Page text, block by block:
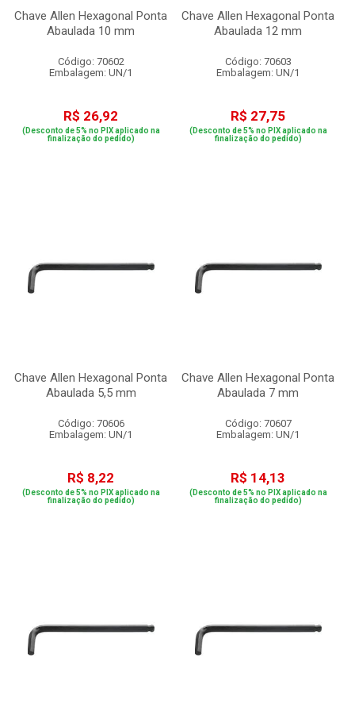
Chave Allen Hexagonal Ponta
Abaulada 10 mm
Código: 70602
Embalagem: UN/1
R$ 26,92
(Desconto de 5% no PIX aplicado na
finalização do pedido)
Chave Allen Hexagonal Ponta
Abaulada 12 mm
Código: 70603
Embalagem: UN/1
R$ 27,75
(Desconto de 5% no PIX aplicado na
finalização do pedido)
Chave Allen Hexagonal Ponta
Abaulada 5,5 mm
Código: 70606
Embalagem: UN/1
R$ 8,22
(Desconto de 5% no PIX aplicado na
finalização do pedido)
Chave Allen Hexagonal Ponta
Abaulada 7 mm
Código: 70607
Embalagem: UN/1
R$ 14,13
(Desconto de 5% no PIX aplicado na
finalização do pedido)